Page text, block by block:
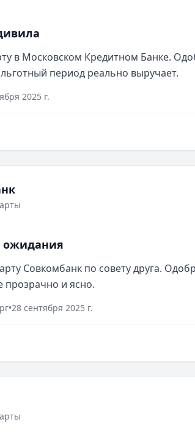
в Московском Кредитном Банке.
период реально выручает.
2025 г.
ожидания
Совкомбанк по совету друга.
и ясно.
•28 сентября 2025 г.